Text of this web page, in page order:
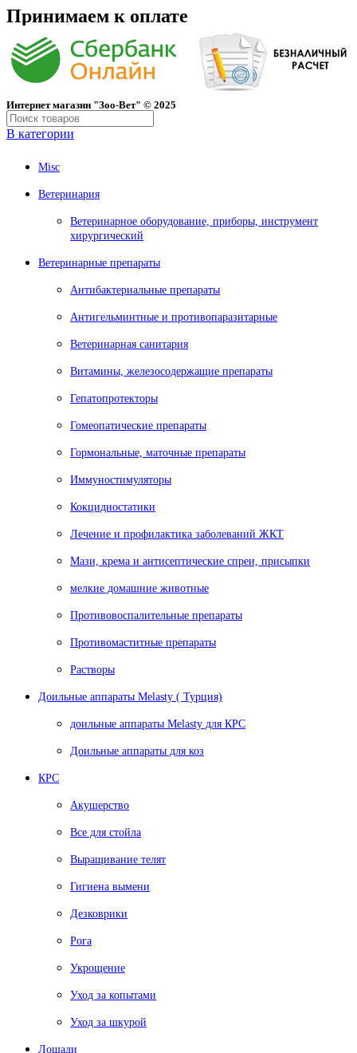
Принимаем к оплате
Интернет магазин "Зоо-Вет" © 2025
В категории
Misc
Ветеринария
Ветеринарное оборудование, приборы, инструмент
хирургический
Ветеринарные препараты
Антибактериальные препараты
Антигельминтные и противопаразитарные
Ветеринарная санитария
Витамины, железосодержащие препараты
Гепатопротекторы
Гомеопатические препараты
Гормональные, маточные препараты
Иммуностимуляторы
Кокцидиостатики
Лечение и профилактика заболеваний ЖКТ
Мази, крема и антисептические спреи, присыпки
мелкие домашние животные
Противовоспалительные препараты
Противомаститные препараты
Растворы
Доильные аппараты Melasty ( Турция)
доильные аппараты Melasty для КРС
Доильные аппараты для коз
КРС
Акушерство
Все для стойла
Выращивание телят
Гигиена вымени
Дезковрики
Рога
Укрощение
Уход за копытами
Уход за шкурой
Лошади